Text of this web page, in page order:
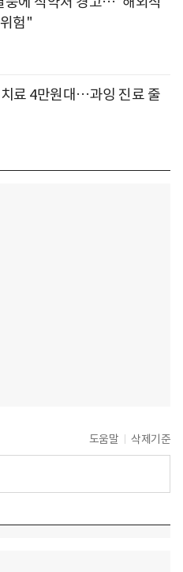
험"
료 4만원대…과잉 진료 줄
도움말 삭제기준